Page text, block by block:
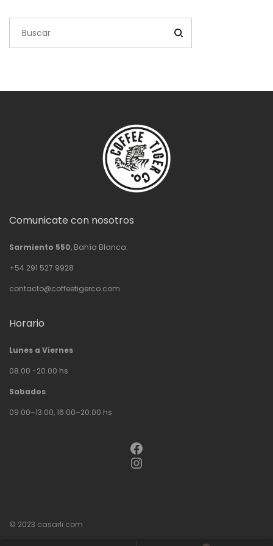
Comunicate con nosotros
Sarmiento 550, Bahía Blanca.
+54 291 527 9928
contacto@coffeetigerco.com
Horario
Lunes a Viernes
08.00 -20.00 hs
Sabados
09:00–13:00, 16:00–20:00 hs
Facebook
Instagram
© 2023 casarli.com